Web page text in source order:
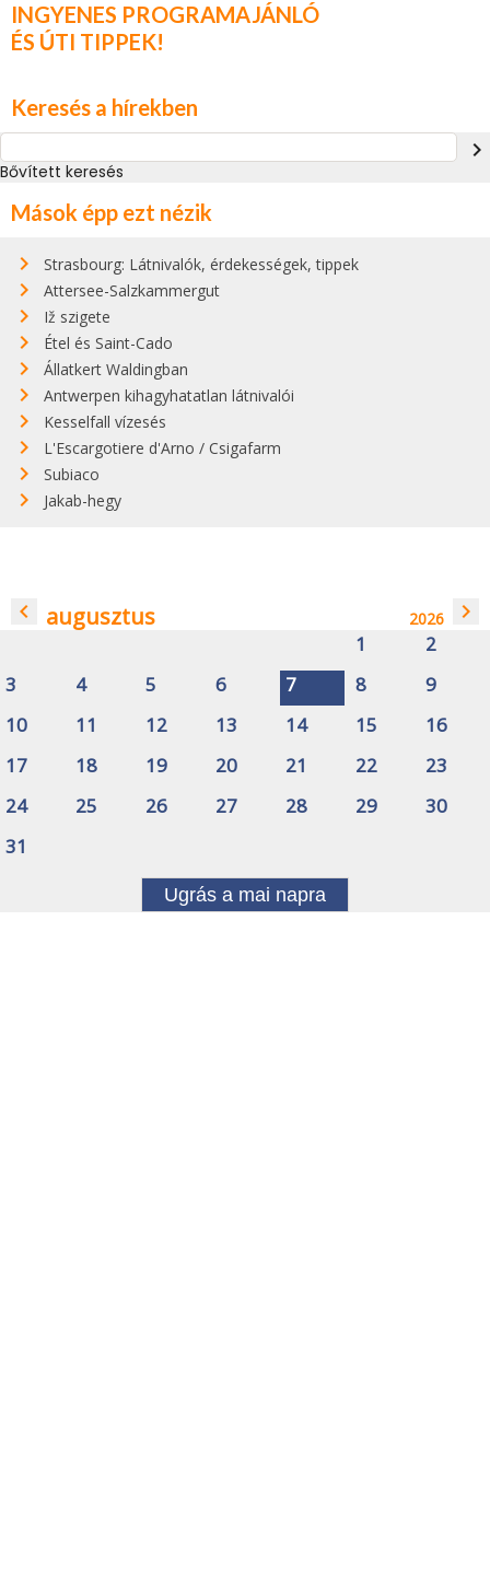
INGYENES PROGRAMAJÁNLÓ
ÉS ÚTI TIPPEK!
Keresés a hírekben
navigate_next
Bővített keresés
Mások épp ezt nézik
Strasbourg: Látnivalók, érdekességek, tippek
Attersee-Salzkammergut
Iž szigete
Étel és Saint-Cado
Állatkert Waldingban
Antwerpen kihagyhatatlan látnivalói
Kesselfall vízesés
L'Escargotiere d'Arno / Csigafarm
Subiaco
Jakab-hegy
navigate_before augusztus 2026 navigate_next
1
2
3
4 5 6 7 8
9
10
11 12 13 14 15
16
17
18 19 20 21 22
23
24
25 26 27 28 29
30
31
Ugrás a mai napra